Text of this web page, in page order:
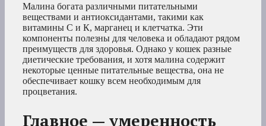
Малина богата различными питательными
веществами и антиоксидантами, такими как
витамины С и К, марганец и клетчатка. Эти
компоненты полезны для человека и обладают рядом
преимуществ для здоровья. Однако у кошек разные
диетические требования, и хотя малина содержит
некоторые ценные питательные вещества, она не
обеспечивает кошку всем необходимым для
процветания.
Главное — умеренность